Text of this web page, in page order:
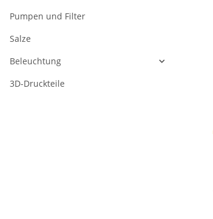
Pumpen und Filter
Salze
Beleuchtung
3D-Druckteile